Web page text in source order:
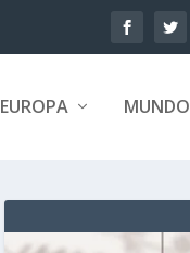
EUROPA MUNDO